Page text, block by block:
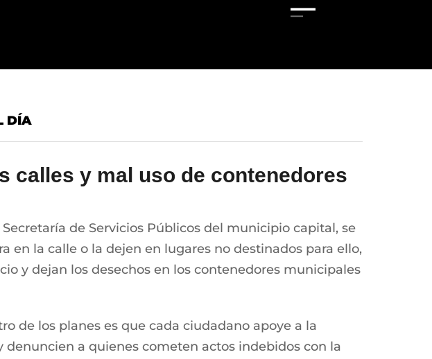
DÍA
calles y mal uso de contenedores
de Servicios Públicos del municipio capital, se
la calle o la dejen en lugares no destinados para ello,
y dejan los desechos en los contenedores municipales
de los planes es que cada ciudadano apoye a la
denuncien a quienes cometen actos indebidos con la